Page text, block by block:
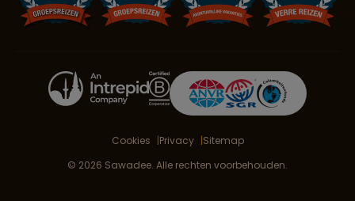
Cookies Privacy
Sitemap
© 2026 Sawadee. Alle rechten voorbehouden.